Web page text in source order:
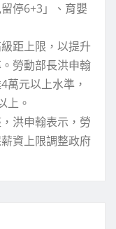
停6+3」、育嬰
距上限，以提升
勞動部長洪申翰
萬元以上水準，
上。
洪申翰表示，勞
資上限調整政府